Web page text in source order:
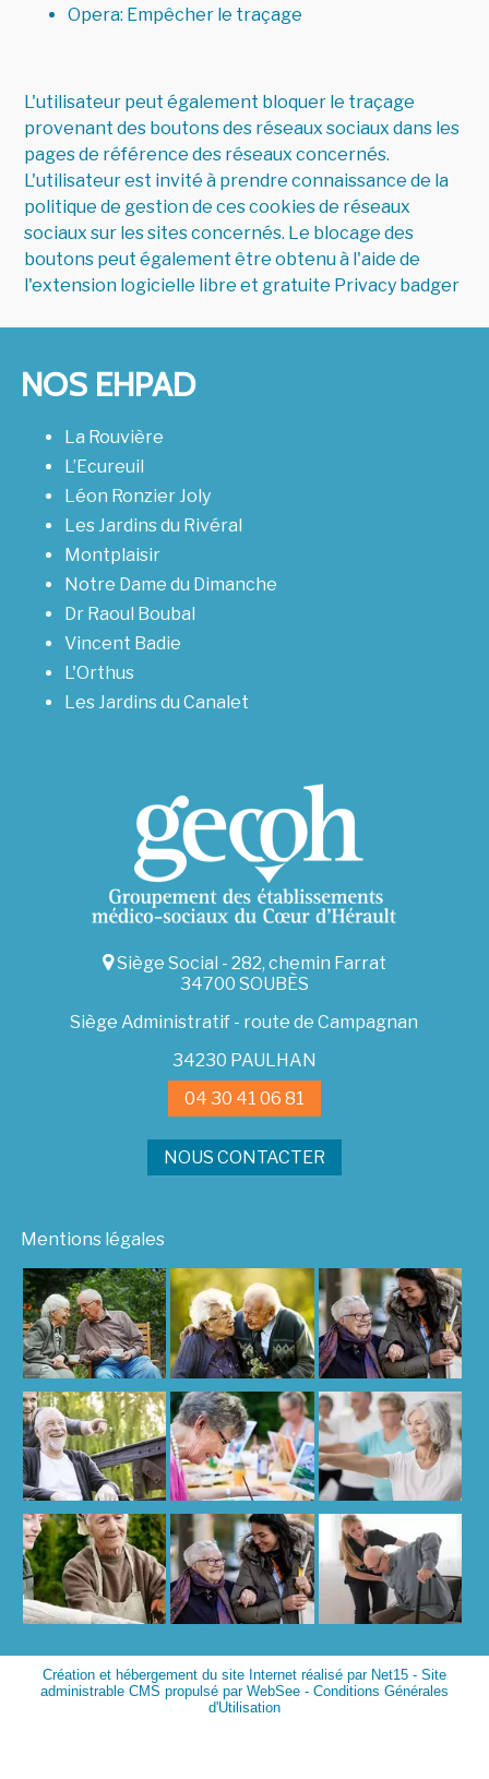
Opera: Empêcher le traçage
L'utilisateur peut également bloquer le traçage
provenant des boutons des réseaux sociaux dans les
pages de référence des réseaux concernés.
L'utilisateur est invité à prendre connaissance de la
politique de gestion de ces cookies de réseaux
sociaux sur les sites concernés. Le blocage des
boutons peut également être obtenu à l'aide de
l'extension logicielle libre et gratuite Privacy badger
NOS EHPAD
La Rouvière
L’Ecureuil
Léon Ronzier Joly
Les Jardins du Rivéral
Montplaisir
Notre Dame du Dimanche
Dr Raoul Boubal
Vincent Badie
L'Orthus
Les Jardins du Canalet
Siège Social - 282, chemin Farrat
34700 SOUBÈS
Siège Administratif - route de Campagnan
34230 PAULHAN
04 30 41 06 81
NOUS CONTACTER
Mentions légales
Création et hébergement du site Internet réalisé par Net15 - Site
administrable CMS propulsé par WebSee - Conditions Générales
d'Utilisation